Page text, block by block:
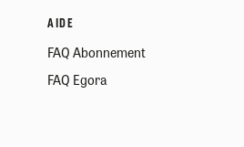
AIDE
FAQ Abonnement
FAQ Egora